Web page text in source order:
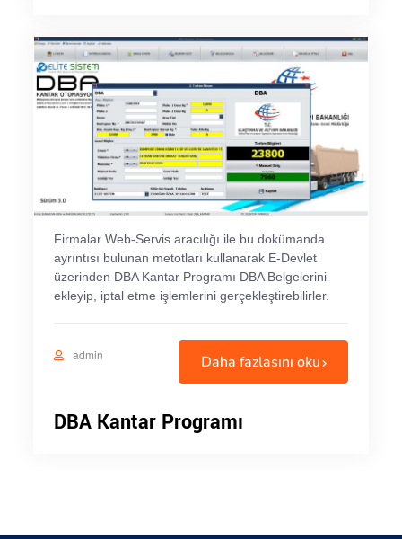
Firmalar Web-Servis aracılığı ile bu dokümanda
ayrıntısı bulunan metotları kullanarak E-Devlet
üzerinden DBA Kantar Programı DBA Belgelerini
ekleyip, iptal etme işlemlerini gerçekleştirebilirler.
admin Daha fazlasını oku
DBA Kantar Programı